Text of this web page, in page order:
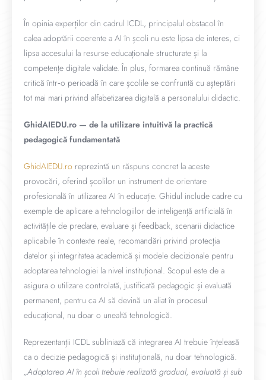
În opinia experților din cadrul ICDL, principalul obstacol în
calea adoptării coerente a AI în școli nu este lipsa de interes, ci
lipsa accesului la resurse educaționale structurate și la
competențe digitale validate. În plus, formarea continuă rămâne
critică într‑o perioadă în care școlile se confruntă cu așteptări
tot mai mari privind alfabetizarea digitală a personalului didactic.
GhidAIEDU.ro — de la utilizare intuitivă la practică
pedagogică fundamentată
GhidAIEDU.ro reprezintă un răspuns concret la aceste
provocări, oferind școlilor un instrument de orientare
profesională în utilizarea AI în educație. Ghidul include cadre cu
exemple de aplicare a tehnologiilor de inteligență artificială în
activitățile de predare, evaluare și feedback, scenarii didactice
aplicabile în contexte reale, recomandări privind protecția
datelor și integritatea academică și modele decizionale pentru
adoptarea tehnologiei la nivel instituțional. Scopul este de a
asigura o utilizare controlată, justificată pedagogic și evaluată
permanent, pentru ca AI să devină un aliat în procesul
educațional, nu doar o unealtă tehnologică.
Reprezentanții ICDL subliniază că integrarea AI trebuie înțeleasă
ca o decizie pedagogică și instituțională, nu doar tehnologică.
„Adoptarea AI în școli trebuie realizată gradual, evaluată și sub